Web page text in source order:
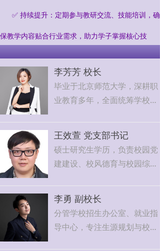
李芳芳 校长
毕业于北京师范大学，深耕职
业教育多年，全面统筹学校办
王效萱 党支部书记
硕士研究生学历，负责校园党
建建设、校风德育与校园综合
李勇 副校长
分管学校招生办公室、就业指
导中心，专注生源规划与校企
✅ 持续提升：定期参与教研交流、技能培训，确
保教学内容贴合行业需求，助力学子掌握核心技
能。